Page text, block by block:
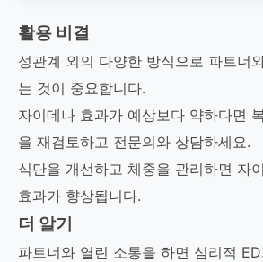
활용 비결
성관계 외의 다양한 방식으로 파트너
는 것이 중요합니다.
자이데나 효과가 예상보다 약하다면
을 재검토하고 전문의와 상담하세요.
식단을 개선하고 체중을 관리하면 자
효과가 향상됩니다.
더 알기
파트너와 열린 소통을 하면 심리적